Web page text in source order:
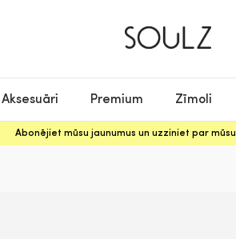
Aksesuāri Premium Zīmoli
Abonējiet mūsu jaunumus un uzziniet par